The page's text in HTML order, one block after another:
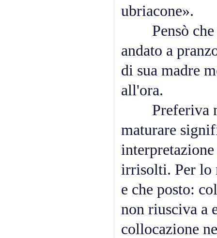
ubriacone».
Pensò che
andato a
di sua madre
all'ora.
Preferiva
maturare
irrisolti. Per lo
e che posto:
non riusciva a
collocazione